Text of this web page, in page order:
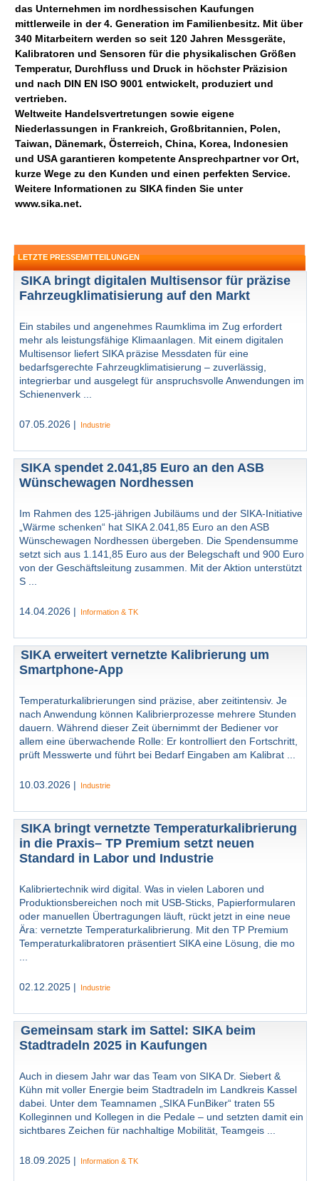
das Unternehmen im nordhessischen Kaufungen
mittlerweile in der 4. Generation im Familienbesitz. Mit über
340 Mitarbeitern werden so seit 120 Jahren Messgeräte,
Kalibratoren und Sensoren für die physikalischen Größen
Temperatur, Durchfluss und Druck in höchster Präzision
und nach DIN EN ISO 9001 entwickelt, produziert und
vertrieben.
Weltweite Handelsvertretungen sowie eigene
Niederlassungen in Frankreich, Großbritannien, Polen,
Taiwan, Dänemark, Österreich, China, Korea, Indonesien
und USA garantieren kompetente Ansprechpartner vor Ort,
kurze Wege zu den Kunden und einen perfekten Service.
Weitere Informationen zu SIKA finden Sie unter
www.sika.net.
LETZTE PRESSEMITTEILUNGEN
SIKA bringt digitalen Multisensor für präzise
Fahrzeugklimatisierung auf den Markt
Ein stabiles und angenehmes Raumklima im Zug erfordert
mehr als leistungsfähige Klimaanlagen. Mit einem digitalen
Multisensor liefert SIKA präzise Messdaten für eine
bedarfsgerechte Fahrzeugklimatisierung – zuverlässig,
integrierbar und ausgelegt für anspruchsvolle Anwendungen im
Schienenverk ...
07.05.2026 | Industrie
SIKA spendet 2.041,85 Euro an den ASB
Wünschewagen Nordhessen
Im Rahmen des 125-jährigen Jubiläums und der SIKA-Initiative
„Wärme schenken“ hat SIKA 2.041,85 Euro an den ASB
Wünschewagen Nordhessen übergeben. Die Spendensumme
setzt sich aus 1.141,85 Euro aus der Belegschaft und 900 Euro
von der Geschäftsleitung zusammen. Mit der Aktion unterstützt
S ...
14.04.2026 | Information & TK
SIKA erweitert vernetzte Kalibrierung um
Smartphone-App
Temperaturkalibrierungen sind präzise, aber zeitintensiv. Je
nach Anwendung können Kalibrierprozesse mehrere Stunden
dauern. Während dieser Zeit übernimmt der Bediener vor
allem eine überwachende Rolle: Er kontrolliert den Fortschritt,
prüft Messwerte und führt bei Bedarf Eingaben am Kalibrat ...
10.03.2026 | Industrie
SIKA bringt vernetzte Temperaturkalibrierung
in die Praxis– TP Premium setzt neuen
Standard in Labor und Industrie
Kalibriertechnik wird digital. Was in vielen Laboren und
Produktionsbereichen noch mit USB-Sticks, Papierformularen
oder manuellen Übertragungen läuft, rückt jetzt in eine neue
Ära: vernetzte Temperaturkalibrierung. Mit den TP Premium
Temperaturkalibratoren präsentiert SIKA eine Lösung, die mo
02.12.2025 | Industrie
Gemeinsam stark im Sattel: SIKA beim
Stadtradeln 2025 in Kaufungen
Auch in diesem Jahr war das Team von SIKA Dr. Siebert &
Kühn mit voller Energie beim Stadtradeln im Landkreis Kassel
dabei. Unter dem Teamnamen „SIKA FunBiker“ traten 55
Kolleginnen und Kollegen in die Pedale – und setzten damit ein
sichtbares Zeichen für nachhaltige Mobilität, Teamgeis ...
18.09.2025 | Information & TK